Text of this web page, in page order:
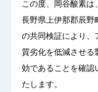
この度、岡谷酸素は
長野県上伊那郡辰野
の共同検証により、
質劣化を低減させる
効であることを確認
たします。